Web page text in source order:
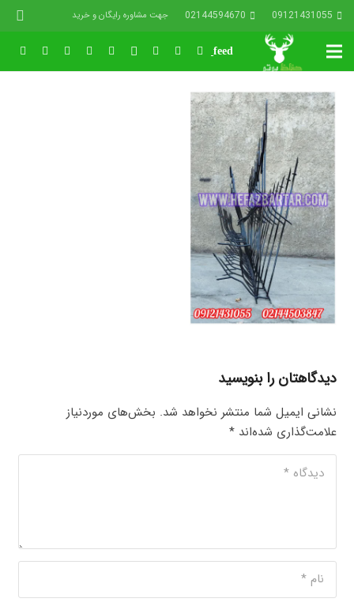
09121431055
02144594670 جهت مشاوره رایگان و خرید
دیدگاهتان را بنویسید
نشانی ایمیل شما منتشر نخواهد شد. بخش‌های موردنیاز
علامت‌گذاری شده‌اند*